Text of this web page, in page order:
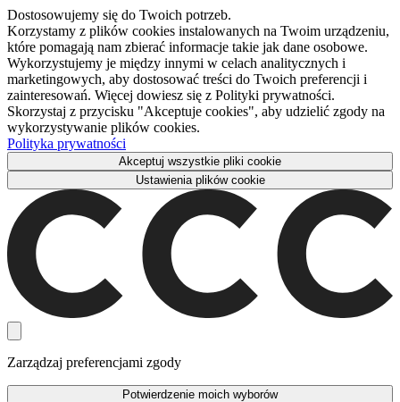
Dostosowujemy się do Twoich potrzeb.
Korzystamy z plików cookies instalowanych na Twoim urządzeniu,
które pomagają nam zbierać informacje takie jak dane osobowe.
Wykorzystujemy je między innymi w celach analitycznych i
marketingowych, aby dostosować treści do Twoich preferencji i
zainteresowań. Więcej dowiesz się z Polityki prywatności.
Skorzystaj z przycisku "Akceptuje cookies", aby udzielić zgody na
wykorzystywanie plików cookies.
Polityka prywatności
Akceptuj wszystkie pliki cookie
Ustawienia plików cookie
Zarządzaj preferencjami zgody
Potwierdzenie moich wyborów